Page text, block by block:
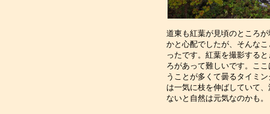
道東も紅葉が見頃のところ
かと心配でしたが、そんな
ったです。紅葉を撮影する
ろがあって難しいです。こ
うことが多くて曇るタイミ
は一気に枝を伸ばしていて